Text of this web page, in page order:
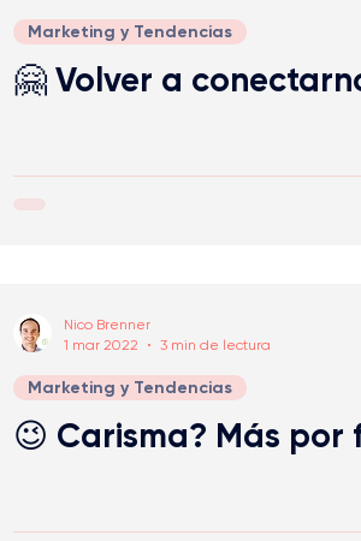
🤗 Volver a
Marketing y Tendencias
😉 Carisma? Más por
Marketing y Tendencias
Nico Brenner
1 mar 2022
3 min de lectura